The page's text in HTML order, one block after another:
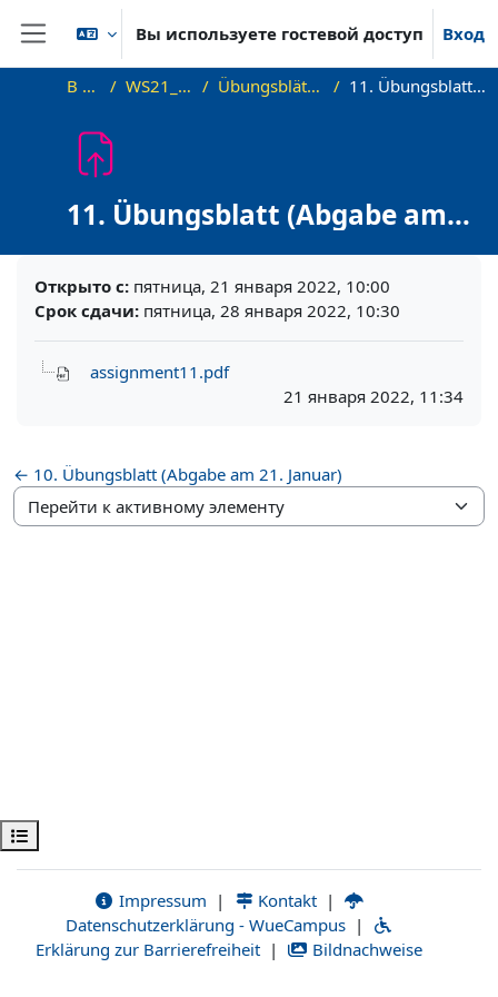
Перейти к основному содержанию
Боковая панель
Вы используете гостевой доступ Вход
Открыть оглавление курса
В начало WS21_WS21_approx Übungsblätter (Exercise Sheets) 11. Übungsblatt (Abgabe am 28. Januar)
11. Übungsblatt (Abgabe am
28. Januar)
Открыто с: пятница, 21 января 2022, 10:00
Срок сдачи: пятница, 28 января 2022, 10:30
assignment11.pdf
21 января 2022, 11:34
← 10. Übungsblatt (Abgabe am 21. Januar)
Перейти к активному элементу
Impressum | Kontakt |
Datenschutzerklärung - WueCampus |
Erklärung zur Barrierefreiheit | Bildnachweise